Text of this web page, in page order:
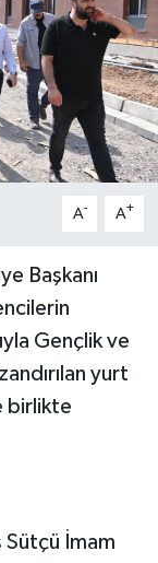
A- A+
Başkanı
Gençlik ve
yurt
birlikte
Sütçü İmam